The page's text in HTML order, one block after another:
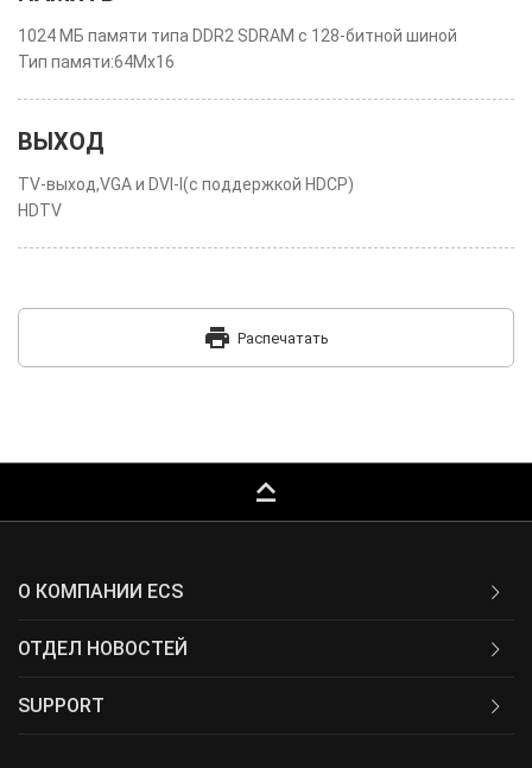
1024 МБ памяти типа DDR2 SDRAM с 128-битной шиной
Тип памяти:64Mx16
ВЫХОД
TV-выход,VGA и DVI-I(с поддержкой HDCP)
HDTV
print Распечатать
keyboard_capslock
О КОМПАНИИ ECS
ОТДЕЛ НОВОСТЕЙ
SUPPORT